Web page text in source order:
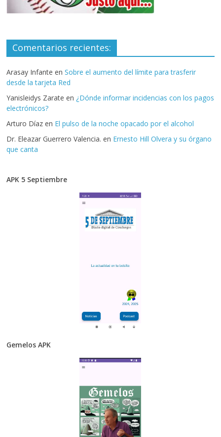
Comentarios recientes:
Arasay Infante enSobre el aumento del límite para trasferir
desde la tarjeta Red
Yanisleidys Zarate en ¿Dónde informar incidencias con los pagos
electrónicos?
Arturo Díaz en El pulso de la noche opacado por el alcohol
Dr. Eleazar Guerrero Valencia. en Ernesto Hill Olvera y su órgano
que canta
APK 5 Septiembre
Gemelos APK